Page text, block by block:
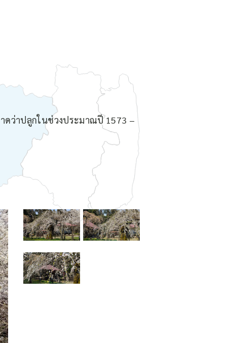
ดว่าปลูกในช่วงประมาณปี 1573 –